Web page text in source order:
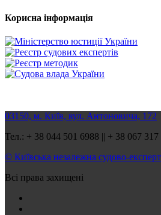
Корисна інформація
03150, м. Київ, вул. Антоновича, 172
Тел.: + 38 044 501 6988 || + 38 067 317
© Київська незалежна судово-
Всі права захищені